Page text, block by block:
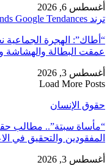
أغسطس 6, 2026
ترند Trends Google Tendances
“أطاك”: الهجرة
عمقت البطالة والهشاشة
أغسطس 3, 2026
Load More Posts
حقوق الإنسان
“مأساة سبتة”.. مطالب
المفقودين والتحقيق في
أغسطس 3, 2026